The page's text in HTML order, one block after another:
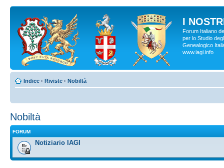
I
Forum Italiano
per lo Studio
Genealogico
www.iagi.info
Indice ‹ Riviste ‹ Nobiltà
Nobiltà
FORUM
Notiziario IAGI